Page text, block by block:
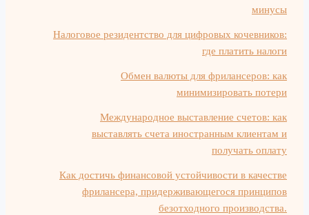
минусы
Налоговое резидентство для цифровых кочевников:
где платить налоги
Обмен валюты для фрилансеров: как
минимизировать потери
Международное выставление счетов: как
выставлять счета иностранным клиентам и
получать оплату
Как достичь финансовой устойчивости в качестве
фрилансера, придерживающегося принципов
безотходного производства.